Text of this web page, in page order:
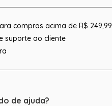
compras acima de R$ 249,99
suporte ao cliente
de ajuda?